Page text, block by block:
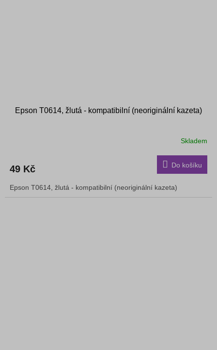
Epson T0614, žlutá - kompatibilní (neoriginální kazeta)
Skladem
49 Kč Do košíku
Epson T0614, žlutá - kompatibilní (neoriginální kazeta)